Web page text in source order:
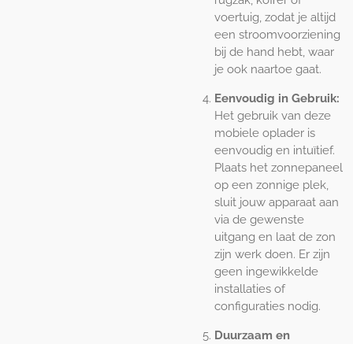
voertuig, zodat je altijd
een stroomvoorziening
bij de hand hebt, waar
je ook naartoe gaat.
Eenvoudig in Gebruik:
Het gebruik van deze
mobiele oplader is
eenvoudig en intuïtief.
Plaats het zonnepaneel
op een zonnige plek,
sluit jouw apparaat aan
via de gewenste
uitgang en laat de zon
zijn werk doen. Er zijn
geen ingewikkelde
installaties of
configuraties nodig.
Duurzaam en